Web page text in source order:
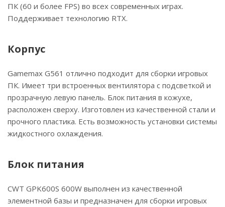
ПК (60 и более FPS) во всех современных играх.
Поддерживает технологию RTX.
Корпус
Gamemax G561 отлично подходит для сборки игровых
ПК. Имеет три встроенных вентилятора с подсветкой и
прозрачную левую панель. Блок питания в кожухе,
расположен сверху. Изготовлен из качественной стали и
прочного пластика. Есть возможность установки системы
жидкостного охлаждения.
Блок питания
CWT GPK600S 600W выполнен из качественной
элементной базы и предназначен для сборки игровых